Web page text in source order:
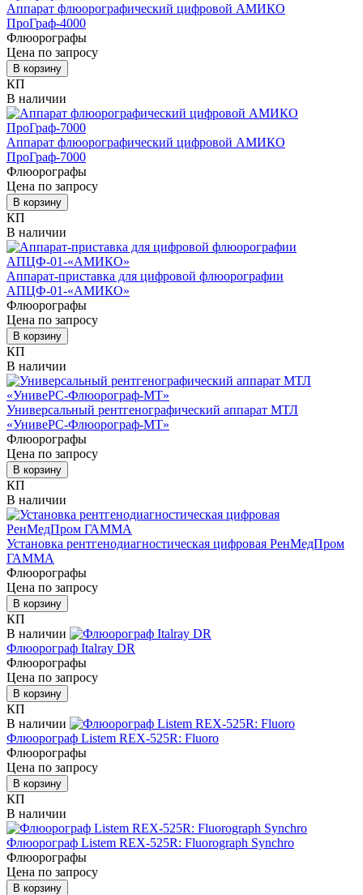
Аппарат флюорографический цифровой АМИКО
ПроГраф-4000
Флюорографы
Цена по запросу
В корзину
КП
В наличии
Аппарат флюорографический цифровой АМИКО
ПроГраф-7000
Флюорографы
Цена по запросу
В корзину
КП
В наличии
Аппарат-приставка для цифровой флюорографии
АПЦФ-01-«АМИКО»
Флюорографы
Цена по запросу
В корзину
КП
В наличии
Универсальный рентгенографический аппарат МТЛ
«УнивеРС-Флюорограф-МТ»
Флюорографы
Цена по запросу
В корзину
КП
В наличии
Установка рентгенодиагностическая цифровая РенМедПром
ГАММА
Флюорографы
Цена по запросу
В корзину
КП
В наличии
Флюорограф Italray DR
Флюорографы
Цена по запросу
В корзину
КП
В наличии
Флюорограф Listem REX-525R: Fluoro
Флюорографы
Цена по запросу
В корзину
КП
В наличии
Флюорограф Listem REX-525R: Fluorograph Synchro
Флюорографы
Цена по запросу
В корзину